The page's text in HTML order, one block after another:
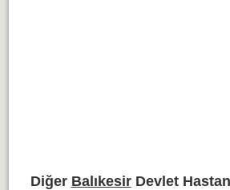
Diğer BalıkesirDevlet